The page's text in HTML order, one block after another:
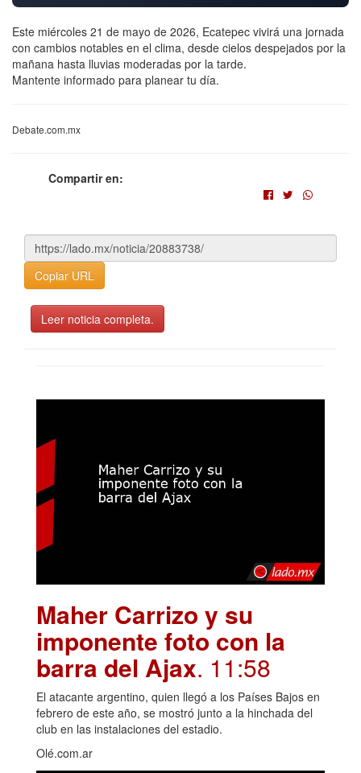
Este miércoles 21 de mayo de 2026, Ecatepec vivirá una jornada
con cambios notables en el clima, desde cielos despejados por la
mañana hasta lluvias moderadas por la tarde.
Mantente informado para planear tu día.
Debate.com.mx
Compartir en:
Copiar URL
Leer noticia completa.
Maher Carrizo y su
imponente foto con la
barra del Ajax. 11:58
El atacante argentino, quien llegó a los Países Bajos en
febrero de este año, se mostró junto a la hinchada del
club en las instalaciones del estadio.
Olé.com.ar